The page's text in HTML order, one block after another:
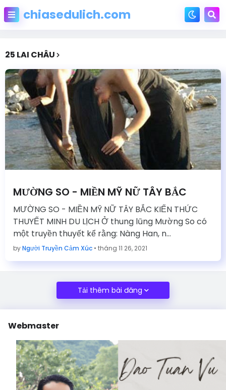
chiasedulich.com
25 LAI CHÂU
MƯỜNG SO - MIỀN MỸ NỮ TÂY BẮC
MƯỜNG SO - MIỀN MỸ NỮ TÂY BẮC KIẾN THỨC
THUYẾT MINH DU LỊCH Ở thung lũng Mường So có
một truyền thuyết kể rằng: Nàng Han, n…
byNgười Truyền Cảm Xúc • tháng 11 26, 2021
Tải thêm bài đăng
Webmaster